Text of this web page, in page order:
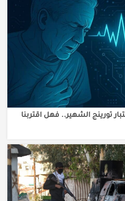
تورينج الشهير.. فهل اقتربنا